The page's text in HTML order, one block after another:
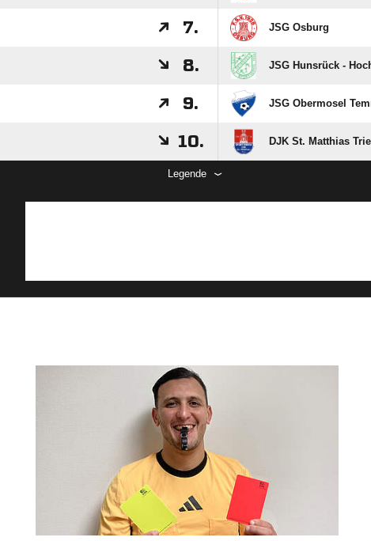
7. JSG Osburg
8. JSG Hunsrück -
9. JSG Obermosel
10. DJK St. Matthias
Legende